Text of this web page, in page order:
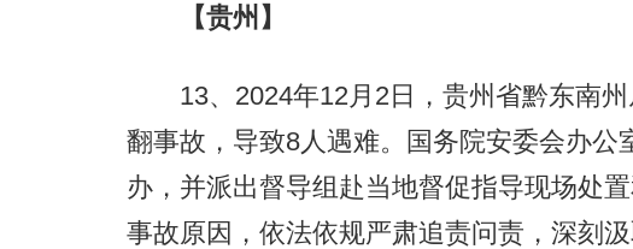
【贵州】
13、2024年12月2日，贵州省黔东南州
翻事故，导致8人遇难。国务院安委会办公
办，并派出督导组赴当地督促指导现场处
事故原因，依法依规严肃追责问责，深刻